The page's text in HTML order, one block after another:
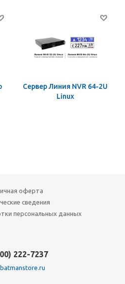
Сервер Линия NVR 64-2U
Linux
оферта
сведения
персональных данных
222-7237